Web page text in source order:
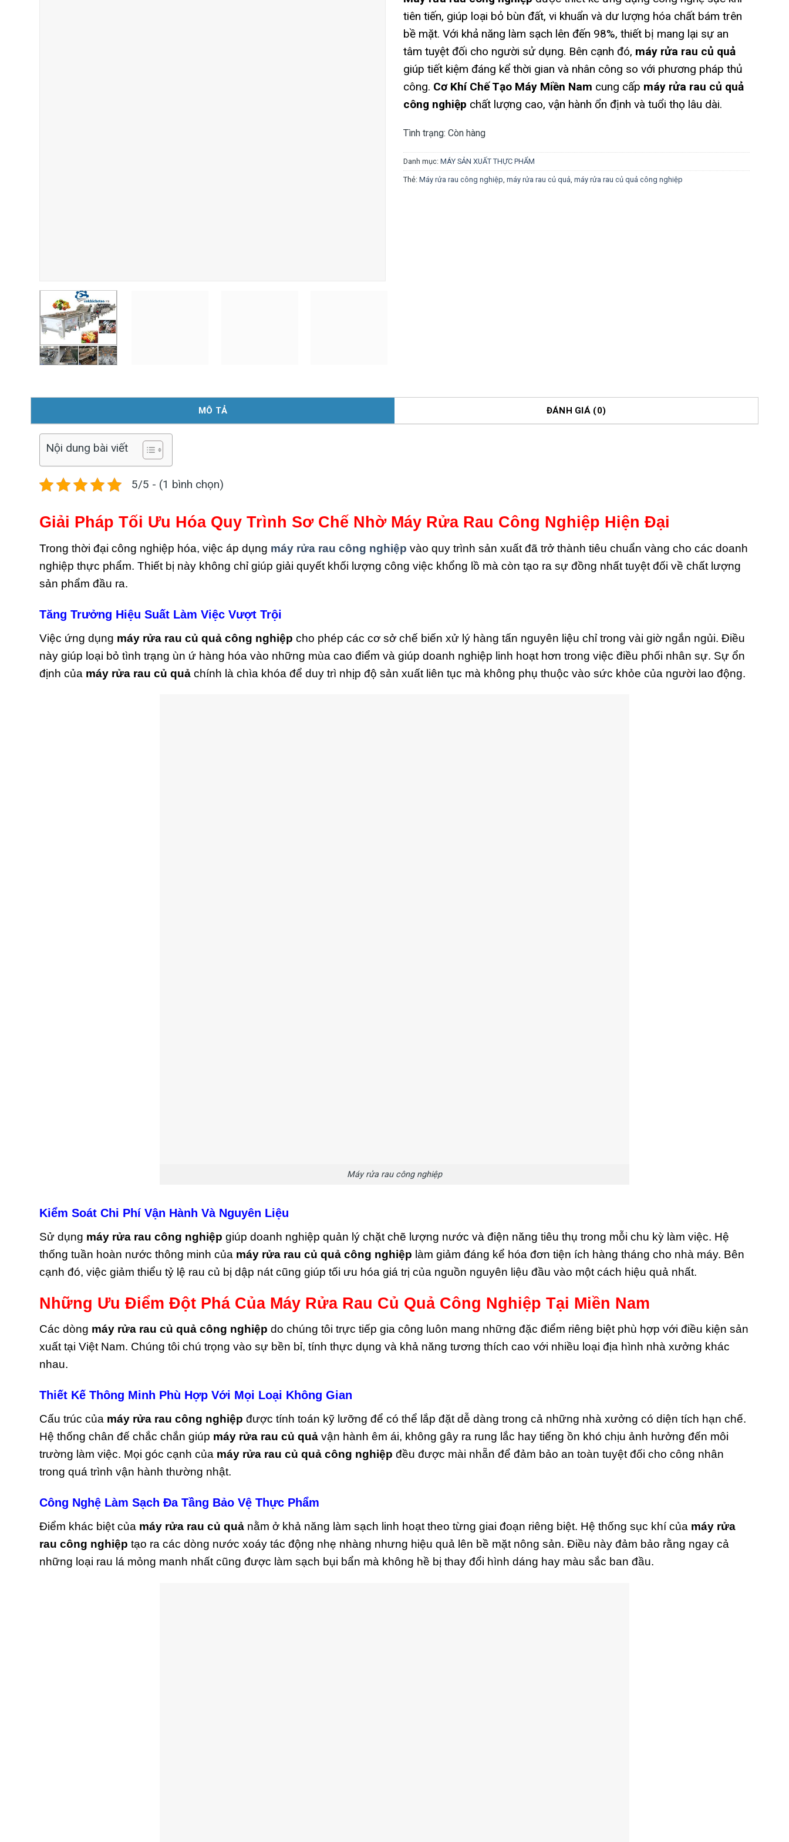
tiên tiến, giúp loại bỏ bùn đất, vi khuẩn và dư lượng hóa chất bám trên
bề mặt. Với khả năng làm sạch lên đến 98%, thiết bị mang lại sự an
tâm tuyệt đối cho người sử dụng. Bên cạnh đó, máy rửa rau củ quả
giúp tiết kiệm đáng kể thời gian và nhân công so với phương pháp thủ
công. Cơ Khí Chế Tạo Máy Miền Nam cung cấp máy rửa rau củ quả
công nghiệp chất lượng cao, vận hành ổn định và tuổi thọ lâu dài.
Tình trạng: Còn hàng
Danh mục: MÁY SẢN XUẤT THỰC PHẨM
Thẻ: Máy rửa rau công nghiệp máy rửa rau củ quả máy rửa rau củ quả công nghiệp
MÔ TẢ ĐÁNH GIÁ (0)
Nội dung bài viết
5/5 - (1 bình chọn)
Giải Pháp Tối Ưu Hóa Quy Trình Sơ Chế Nhờ Máy Rửa Rau Công Nghiệp Hiện Đại
Trong thời đại công nghiệp hóa, việc áp dụng máy rửa rau công nghiệp vào quy trình sản xuất đã trở thành tiêu chuẩn vàng cho các doanh
nghiệp thực phẩm. Thiết bị này không chỉ giúp giải quyết khối lượng công việc khổng lồ mà còn tạo ra sự đồng nhất tuyệt đối về chất lượng
sản phẩm đầu ra.
Tăng Trưởng Hiệu Suất Làm Việc Vượt Trội
Việc ứng dụng máy rửa rau củ quả công nghiệp cho phép các cơ sở chế biến xử lý hàng tấn nguyên liệu chỉ trong vài giờ ngắn ngủi. Điều
này giúp loại bỏ tình trạng ùn ứ hàng hóa vào những mùa cao điểm và giúp doanh nghiệp linh hoạt hơn trong việc điều phối nhân sự. Sự ổn
định của máy rửa rau củ quả chính là chìa khóa để duy trì nhịp độ sản xuất liên tục mà không phụ thuộc vào sức khỏe của người lao động.
Máy rửa rau công nghiệp
Kiểm Soát Chi Phí Vận Hành Và Nguyên Liệu
Sử dụng máy rửa rau công nghiệp giúp doanh nghiệp quản lý chặt chẽ lượng nước và điện năng tiêu thụ trong mỗi chu kỳ làm việc. Hệ
thống tuần hoàn nước thông minh của máy rửa rau củ quả công nghiệp làm giảm đáng kể hóa đơn tiện ích hàng tháng cho nhà máy. Bên
cạnh đó, việc giảm thiểu tỷ lệ rau củ bị dập nát cũng giúp tối ưu hóa giá trị của nguồn nguyên liệu đầu vào một cách hiệu quả nhất.
Những Ưu Điểm Đột Phá Của Máy Rửa Rau Củ Quả Công Nghiệp Tại Miền Nam
Các dòng máy rửa rau củ quả công nghiệp do chúng tôi trực tiếp gia công luôn mang những đặc điểm riêng biệt phù hợp với điều kiện sản
xuất tại Việt Nam. Chúng tôi chú trọng vào sự bền bỉ, tính thực dụng và khả năng tương thích cao với nhiều loại địa hình nhà xưởng khác
nhau.
Thiết Kế Thông Minh Phù Hợp Với Mọi Loại Không Gian
Cấu trúc của máy rửa rau công nghiệp được tính toán kỹ lưỡng để có thể lắp đặt dễ dàng trong cả những nhà xưởng có diện tích hạn chế.
Hệ thống chân đế chắc chắn giúp máy rửa rau củ quả vận hành êm ái, không gây ra rung lắc hay tiếng ồn khó chịu ảnh hưởng đến môi
trường làm việc. Mọi góc cạnh của máy rửa rau củ quả công nghiệp đều được mài nhẵn để đảm bảo an toàn tuyệt đối cho công nhân
trong quá trình vận hành thường nhật.
Công Nghệ Làm Sạch Đa Tầng Bảo Vệ Thực Phẩm
Điểm khác biệt của máy rửa rau củ quả nằm ở khả năng làm sạch linh hoạt theo từng giai đoạn riêng biệt. Hệ thống sục khí của máy rửa
rau công nghiệp tạo ra các dòng nước xoáy tác động nhẹ nhàng nhưng hiệu quả lên bề mặt nông sản. Điều này đảm bảo rằng ngay cả
những loại rau lá mỏng manh nhất cũng được làm sạch bụi bẩn mà không hề bị thay đổi hình dáng hay màu sắc ban đầu.